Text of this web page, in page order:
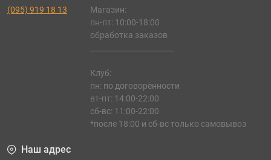
(095) 919 18 13
Магазин:
пн-пт: 10:00-18:00
обработка заказов
Клуб:
пн: по договорённости
вт-пт: 14:00-22:00
сб-вс: 11:00-22:00
*после 18:00 и сб-вс только самовывоз
Наш адрес